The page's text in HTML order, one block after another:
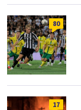
80
17